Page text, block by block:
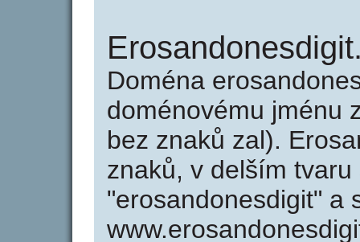
Doména
doménovému jménu
bez znaků zal).
znaků, v delším tvaru
"erosandonesdigit" a